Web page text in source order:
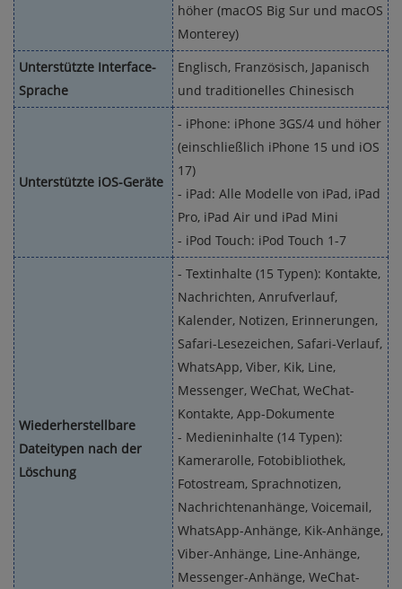
höher (macOS Big Sur und macOS
Monterey)
Unterstützte Interface-
Sprache
Englisch, Französisch, Japanisch
und traditionelles Chinesisch
Unterstützte iOS-Geräte
- iPhone: iPhone 3GS/4 und höher
(einschließlich iPhone 15 und iOS
17)
- iPad: Alle Modelle von iPad, iPad
Pro, iPad Air und iPad Mini
- iPod Touch: iPod Touch 1-7
Wiederherstellbare
Dateitypen nach der
Löschung
- Textinhalte (15 Typen): Kontakte,
Nachrichten, Anrufverlauf,
Kalender, Notizen, Erinnerungen,
Safari-Lesezeichen, Safari-Verlauf,
WhatsApp, Viber, Kik, Line,
Messenger, WeChat, WeChat-
Kontakte, App-Dokumente
- Medieninhalte (14 Typen):
Kamerarolle, Fotobibliothek,
Fotostream, Sprachnotizen,
Nachrichtenanhänge, Voicemail,
WhatsApp-Anhänge, Kik-Anhänge,
Viber-Anhänge, Line-Anhänge,
Messenger-Anhänge, WeChat-